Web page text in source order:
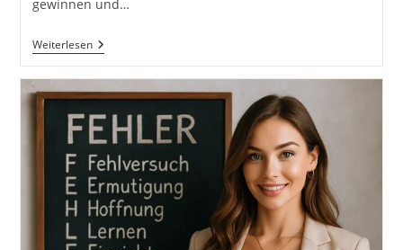
gewinnen und…
WeiterlesenRead
More
Lesen
Statt
Gerüchte
Und
Über
Andere
Reden!
Wenn
Du
Seit
Dem
Ersten